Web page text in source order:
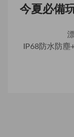
今夏必備
IP68防水防